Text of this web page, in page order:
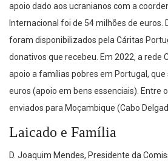
apoio dado aos ucranianos com a
Internacional foi de 54 milhões de euros.
foram disponibilizados pela Cáritas
donativos que recebeu. Em 2022, a rede
apoio a famílias pobres em Portugal, que
euros (apoio em bens essenciais). Entre
enviados para Moçambique (Cabo
Laicado e Família
D. Joaquim Mendes, Presidente da